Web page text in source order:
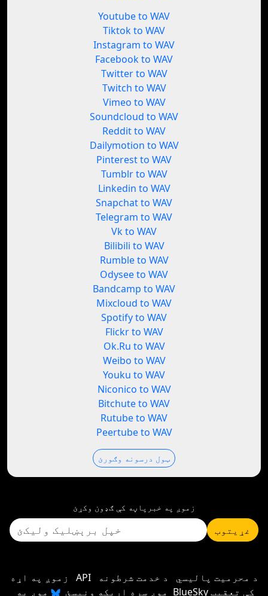
Youtube to WAV
Tiktok to WAV
Instagram to WAV
Facebook to WAV
Twitter to WAV
Twitch to WAV
Vimeo to WAV
Soundcloud to WAV
Reddit to WAV
Dailymotion to WAV
Pinterest to WAV
Tumblr to WAV
Linkedin to WAV
Snapchat to WAV
Telegram to WAV
Vk to WAV
Bilibili to WAV
Rumble to WAV
Odysee to WAV
Bandcamp to WAV
Mixcloud to WAV
Spotify to WAV
Flickr to WAV
Ok.Ru to WAV
Weibo to WAV
Youku to WAV
Niconico to WAV
Bitchute to WAV
Rutube to WAV
Peertube to WAV
ټول درسونه وګورئ
زموږ په خبرپاڼه کې ګډون وکړئ
غړیتوب
زموږ په اړه API د محرمیت پالیسي
د خدمت شرطونه
موږ سره اړیکه ونیسئ
موږ په BlueSky کې تعقیب